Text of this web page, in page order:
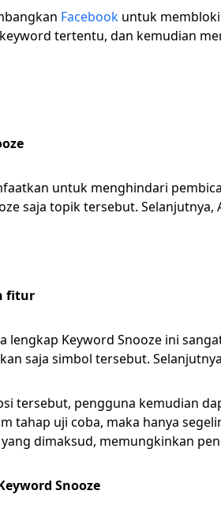
Facebook untuk
tertentu, dan kemudian
untuk menghindari
saja topik tersebut.
fitur
lengkap Keyword Snooze ini
saja simbol tersebut.
tersebut, pengguna kemudian
tahap uji coba, maka hanya
dimaksud, memungkinkan
Snooze